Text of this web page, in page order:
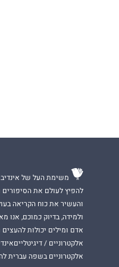
משימת העל של
להפיץ לעולם את
והעשיר את כוח הקריאה
ולמידה, בדיוק כמוכם, אנו
אדם ומילים יכולות
אלקטרוניים /
אלקטרוניים בשפה עברית